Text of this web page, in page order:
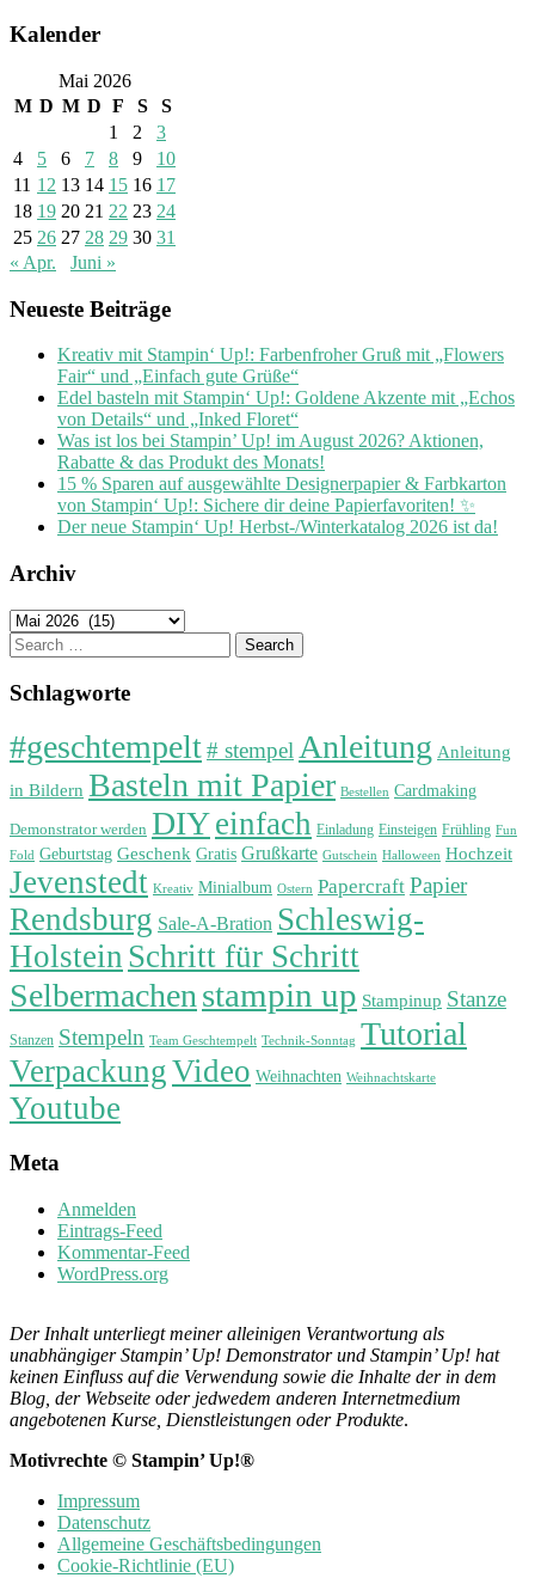
Kalender
Mai 2026
M D M D F S
S
1
2
3
4
5 6 7 8 9
10
11 12 13 14 15 16 17
18 19 20 21 22 23 24
25 26 27 28 29 30 31
« Apr.
Juni »
Neueste Beiträge
Kreativ mit Stampin‘ Up!: Farbenfroher Gruß mit „Flowers
Fair“ und „Einfach gute Grüße“
Edel basteln mit Stampin‘ Up!: Goldene Akzente mit „Echos
von Details“ und „Inked Floret“
Was ist los bei Stampin’ Up! im August 2026? Aktionen,
Rabatte & das Produkt des Monats!
15 % Sparen auf ausgewählte Designerpapier & Farbkarton
von Stampin‘ Up!: Sichere dir deine Papierfavoriten! ✨
Der neue Stampin‘ Up! Herbst-/Winterkatalog 2026 ist da!
Archiv
Archiv
Search
for:
Schlagworte
#geschtempelt# stempelAnleitung Anleitung
in Bildern Basteln mit Papier Bestellen Cardmaking
Demonstrator werden DIYeinfach Einladung Einsteigen Frühling Fun
Fold Geburtstag Geschenk Gratis Grußkarte Gutschein Halloween Hochzeit
Jevenstedt Kreativ Minialbum Ostern Papercraft Papier
Rendsburg Sale-A-Bration Schleswig-
Holstein Schritt für Schritt
Selbermachenstampin up Stampinup Stanze
Stanzen Stempeln Team Geschtempelt Technik-Sonntag Tutorial
VerpackungVideo Weihnachten Weihnachtskarte
Youtube
Meta
Anmelden
Eintrags-Feed
Kommentar-Feed
WordPress.org
Der Inhalt unterliegt meiner alleinigen Verantwortung als
unabhängiger Stampin’ Up! Demonstrator und Stampin’ Up! hat
keinen Einfluss auf die Verwendung sowie die Inhalte der in dem
Blog, der Webseite oder jedwedem anderen Internetmedium
angebotenen Kurse, Dienstleistungen oder Produkte.
Motivrechte © Stampin’ Up!®
Impressum
Datenschutz
Allgemeine Geschäftsbedingungen
Cookie-Richtlinie (EU)